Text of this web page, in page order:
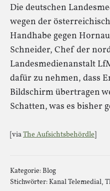
Die deutschen
wegen der
Handhabe gegen
Schneider, Chef der
Landesmedienanstalt
dafür zu nehmen, dass
Bildschirm übertragen
Schatten, was es bisher
[viaThe Aufsichtsbehördle]
Kategorie:Blog
Stichwörter:Kanal Telemedial,